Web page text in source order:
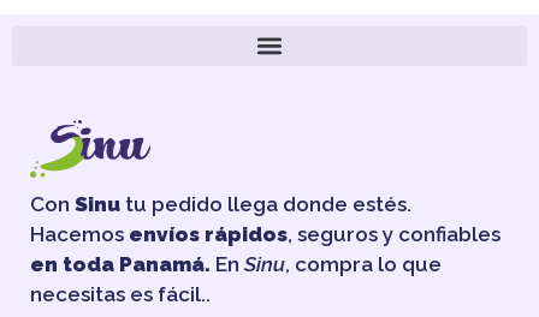
Con Sinu tu pedido llega donde estés.
Hacemos envíos rápidos, seguros y confiables
en toda Panamá. En Sinu, compra lo que
necesitas es fácil..